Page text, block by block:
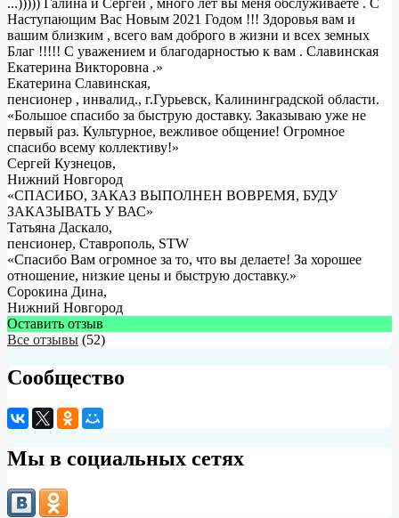
...))))) Галина и Сергей , много лет вы меня обслуживаете . С
Наступающим Вас Новым 2021 Годом !!! Здоровья вам и
вашим близким , всего вам доброго в жизни и всех земных
Благ !!!!! С уважением и благодарностью к вам . Славинская
Екатерина Викторовна .»
Екатерина Славинская,
пенсионер , инвалид., г.Гурьевск, Калининградской области.
«Большое спасибо за быструю доставку. Заказываю уже не
первый раз. Культурное, вежливое общение! Огромное
спасибо всему коллективу!»
Сергей Кузнецов,
Нижний Новгород
«СПАСИБО, ЗАКАЗ ВЫПОЛНЕН ВОВРЕМЯ, БУДУ
ЗАКАЗЫВАТЬ У ВАС»
Татьяна Даскало,
пенсионер, Ставрополь, STW
«Спасибо Вам огромное за то, что вы делаете! За хорошее
отношение, низкие цены и быструю доставку.»
Сорокина Дина,
Нижний Новгород
Оставить отзыв
Все отзывы (52)
Сообщество
Мы в социальных сетях